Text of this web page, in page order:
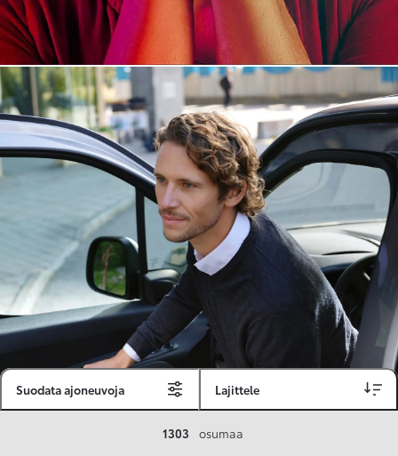
Suodata ajoneuvoja Lajittele
1303 osumaa